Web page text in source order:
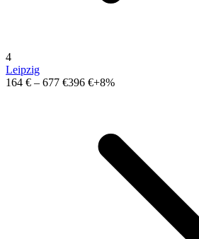
4
Leipzig
164 € – 677 €396 €+8%